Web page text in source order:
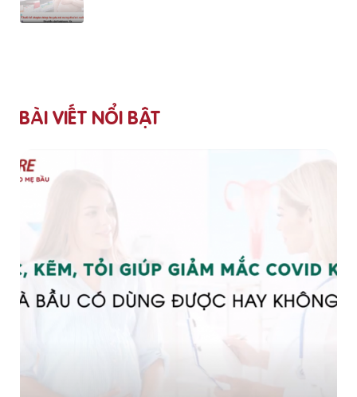
BÀI VIẾT NỔI BẬT